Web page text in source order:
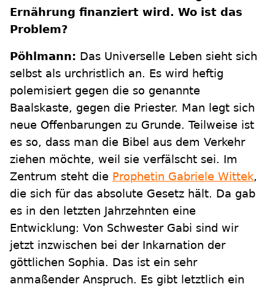
Ernährung finanziert wird. Wo ist das
Problem?
Pöhlmann: Das Universelle Leben sieht sich
selbst als urchristlich an. Es wird heftig
polemisiert gegen die so genannte
Baalskaste, gegen die Priester. Man legt sich
neue Offenbarungen zu Grunde. Teilweise ist
es so, dass man die Bibel aus dem Verkehr
ziehen möchte, weil sie verfälscht sei. Im
Zentrum steht die Prophetin Gabriele Wittek,
die sich für das absolute Gesetz hält. Da gab
es in den letzten Jahrzehnten eine
Entwicklung: Von Schwester Gabi sind wir
jetzt inzwischen bei der Inkarnation der
göttlichen Sophia. Das ist ein sehr
anmaßender Anspruch. Es gibt letztlich ein